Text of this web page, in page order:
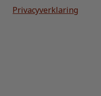
Privacyverklaring